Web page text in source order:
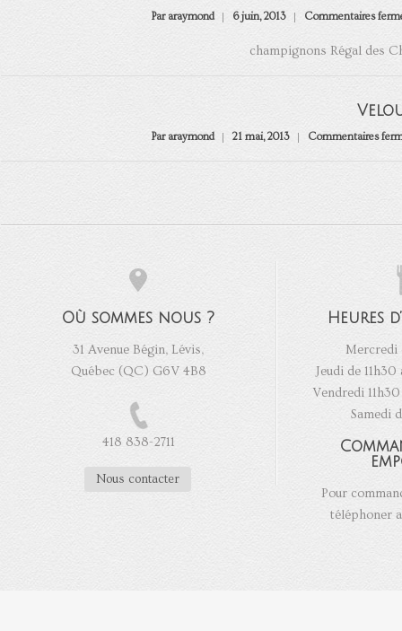
Par araymond 6 juin, 2013 Commentaires
champignons Régal des
Par araymond 21 mai, 2013 Commentaires
Où sommes nous ?
31 Avenue Bégin, Lévis,
Québec (QC) G6V 4B8
418 838-2711
Nous contacter
Heures
Mercredi
Jeudi de 11h30
Vendredi
Samedi
Pour
téléphoner